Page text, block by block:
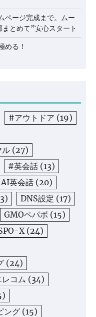
ページ完成まで。ムー
とめて”安心スタート
める！
#アウトドア (19)
ル (27)
#英会話 (13)
AI英会話 (20)
DNS設定 (17)
GMOペパボ (15)
X(24)
(24)
レコム (34)
ング (15)